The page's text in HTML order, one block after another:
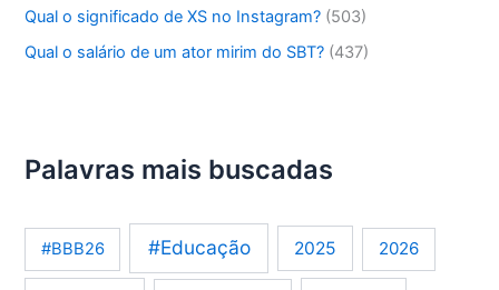
Qual o significado de XS no Instagram? (503)
Qual o salário de um ator mirim do SBT? (437)
Palavras mais buscadas
#BBB26 #Educação 2025 2026